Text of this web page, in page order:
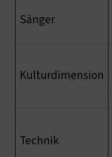
Sänger
Kulturdimension
Technik